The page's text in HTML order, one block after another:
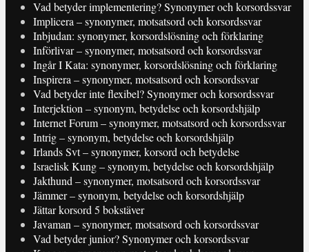
Vad betyder implementering? Synonymer och korsordssvar
Implicera – synonymer, motsatsord och korsordssvar
Inbjudan: synonymer, korsordslösning och förklaring
Införlivar – synonymer, motsatsord och korsordssvar
Ingår I Kata: synonymer, korsordslösning och förklaring
Inspirera – synonymer, motsatsord och korsordssvar
Vad betyder inte flexibel? Synonymer och korsordssvar
Interjektion – synonym, betydelse och korsordshjälp
Internet Forum – synonymer, motsatsord och korsordssvar
Intrig – synonym, betydelse och korsordshjälp
Irlands Svt – synonymer, korsord och betydelse
Israelisk Kung – synonym, betydelse och korsordshjälp
Jakthund – synonymer, motsatsord och korsordssvar
Jämmer – synonym, betydelse och korsordshjälp
Jättar korsord 5 bokstäver
Javaman – synonymer, motsatsord och korsordssvar
Vad betyder junior? Synonymer och korsordssvar